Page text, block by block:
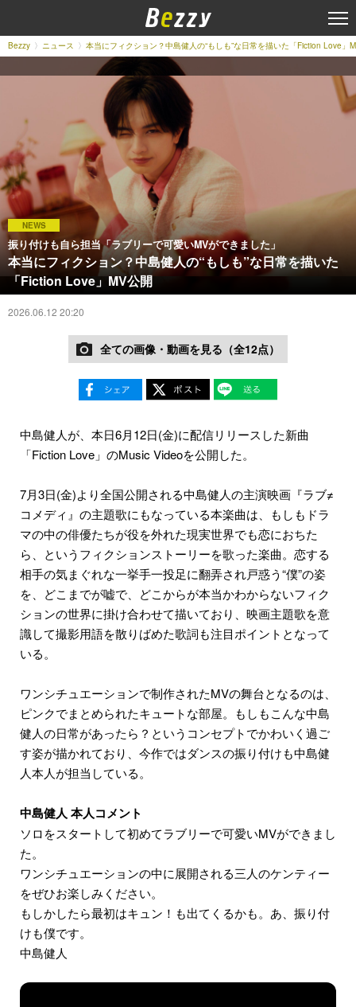
Bezzy ニュース 本当にフィクション？中島健人の“もしも”な日常を描いた「Fiction Love」
NEWS
振り付けも自ら担当「ラブリーで可愛いMVができました」
本当にフィクション？中島健人の“もしも”な日常を描いた
「Fiction Love」MV公開
2026.06.12 20:20
全ての画像・動画を見る（全12点）
中島健人が、本日6月12日(金)に配信リリースした新曲
「Fiction Love」のMusic Videoを公開した。
7月3日(金)より全国公開される中島健人の主演映画『ラブ≠
コメディ』の主題歌にもなっている本楽曲は、もしもドラ
マの中の俳優たちが役を外れた現実世界でも恋におちた
ら、というフィクションストーリーを歌った楽曲。恋する
相手の気まぐれな一挙手一投足に翻弄され戸惑う“僕”の姿
を、どこまでが嘘で、どこからが本当かわからないフィク
ションの世界に掛け合わせて描いており、映画主題歌を意
識して撮影用語を散りばめた歌詞も注目ポイントとなって
いる。
ワンシチュエーションで制作されたMVの舞台となるのは、
ピンクでまとめられたキュートな部屋。もしもこんな中島
健人の日常があったら？というコンセプトでかわいく過ご
す姿が描かれており、今作ではダンスの振り付けも中島健
人本人が担当している。
中島健人 本人コメント
ソロをスタートして初めてラブリーで可愛いMVができまし
た。
ワンシチュエーションの中に展開される三人のケンティー
をぜひお楽しみください。
もしかしたら最初はキュン！も出てくるかも。あ、振り付
けも僕です。
中島健人